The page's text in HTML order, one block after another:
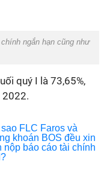
ngắn hạn cũng như
quý I là 73,65%,
2022.